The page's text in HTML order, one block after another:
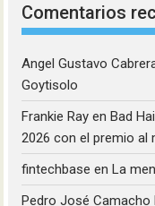
Comentarios
Angel Gustavo
Goytisolo
Frankie Ray enBad
2026 con el premio al
fintechbase enLa
Pedro José Camacho